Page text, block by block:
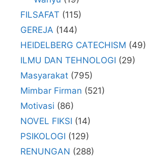
FILSAFAT (115)
GEREJA (144)
HEIDELBERG CATECHISM (49)
ILMU DAN TEHNOLOGI (29)
Masyarakat (795)
Mimbar Firman (521)
Motivasi (86)
NOVEL FIKSI (14)
PSIKOLOGI (129)
RENUNGAN (288)